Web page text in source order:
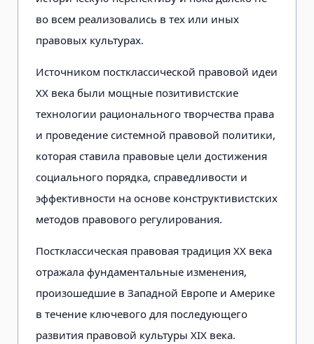
во всем реализовались в тех или иных
правовых культурах.
Источником постклассической правовой идеи
XX века были мощные позитивистские
технологии рационального творчества права
и проведение системной правовой политики,
которая ставила правовые цели достижения
социального порядка, справедливости и
эффективности на основе конструктивистских
методов правового регулирования.
Постклассическая правовая традиция XX века
отражала фундаментальные изменения,
произошедшие в Западной Европе и Америке
в течение ключевого для последующего
развития правовой культуры XIX века.